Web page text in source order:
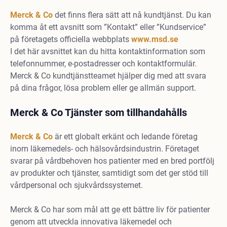
Merck & Co det finns flera sätt att nå kundtjänst. Du kan
komma åt ett avsnitt som ”Kontakt” eller ”Kundservice”
på företagets officiella webbplats www.msd.se
I det här avsnittet kan du hitta kontaktinformation som
telefonnummer, e-postadresser och kontaktformulär.
Merck & Co kundtjänstteamet hjälper dig med att svara
på dina frågor, lösa problem eller ge allmän support.
Merck & Co Tjänster som tillhandahålls
Merck & Co är ett globalt erkänt och ledande företag
inom läkemedels- och hälsovårdsindustrin. Företaget
svarar på vårdbehoven hos patienter med en bred portfölj
av produkter och tjänster, samtidigt som det ger stöd till
vårdpersonal och sjukvårdssystemet.
Merck & Co har som mål att ge ett bättre liv för patienter
genom att utveckla innovativa läkemedel och